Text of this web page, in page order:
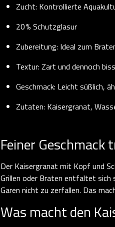
Zucht: Kontrollierte
20 % Schutzglasur
Zubereitung: Ideal zum
Textur: Zart und dennoch
Geschmack: Leicht süßlich,
Zutaten: Kaisergranat,
Feiner
Der Kaisergranat mit Kopf und
Grillen oder Braten entfaltet sich
Garen nicht zu zerfallen. Das
Was macht den